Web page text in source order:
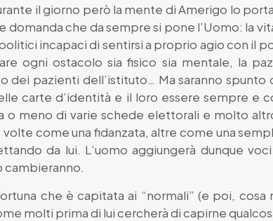
il giorno però la mente di Amerigo lo
che da sempre si pone l’Uomo: la
incapaci di sentirsi a proprio agio con il
ogni ostacolo sia fisico sia mentale, la
dei pazienti dell’istituto… Ma saranno spunto
carte d’identità e il loro essere sempre e
o meno di varie schede elettorali e molto
come una fidanzata, altre come una
da lui. L’uomo aggiungerà dunque
cambieranno.
che è capitata ai “normali” (e poi, cosa
molti prima di lui cercherà di capirne